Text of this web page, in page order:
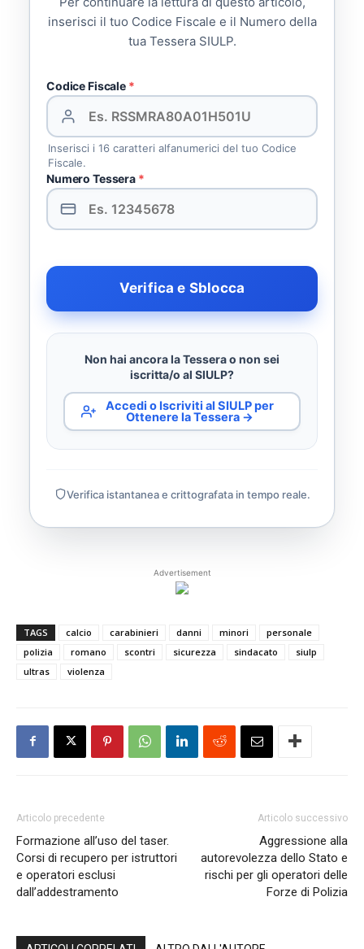
inserisci il tuo Codice Fiscale e il Numero della
tua Tessera SIULP.
Codice Fiscale *
Inserisci i 16 caratteri alfanumerici del tuo Codice
Fiscale.
Numero Tessera *
Verifica e Sblocca
Non hai ancora la Tessera o non sei
iscritta/o al SIULP?
Accedi o Iscriviti al SIULP per
Ottenere la Tessera →
Verifica istantanea e crittografata in tempo reale.
Advertisement
TAGS calcio carabinieri danni minori
personale
polizia
romano scontri sicurezza sindacato
siulp
ultras
violenza
Articolo precedente
Formazione all’uso del taser.
Corsi di recupero per istruttori
e operatori esclusi
dall’addestramento
Articolo successivo
Aggressione alla
autorevolezza dello Stato e
rischi per gli operatori delle
Forze di Polizia